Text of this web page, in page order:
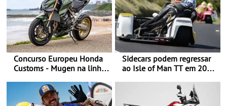
Concurso Europeu Honda
Customs - Mugen na linha
Sidecars podem regressar
ao Isle of Man TT em 2027